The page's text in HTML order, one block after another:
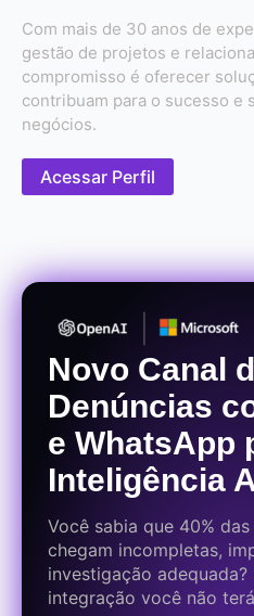
Com mais de 30 anos de
gestão de projetos e
compromisso é oferecer
contribuam para o sucesso e
negócios.
Acessar Perfil
Novo Canal
Denúncias
e WhatsApp
Inteligência
Você sabia que 40%
chegam incompletas,
investigação
integração você não